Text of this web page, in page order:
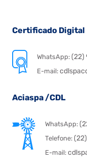
Certificado Digital
WhatsApp:(22)
E-mail:
Aciaspa /CDL
WhatsApp:
Telefone:
E-mail: